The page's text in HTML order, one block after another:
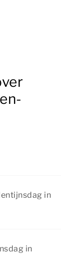
in
in